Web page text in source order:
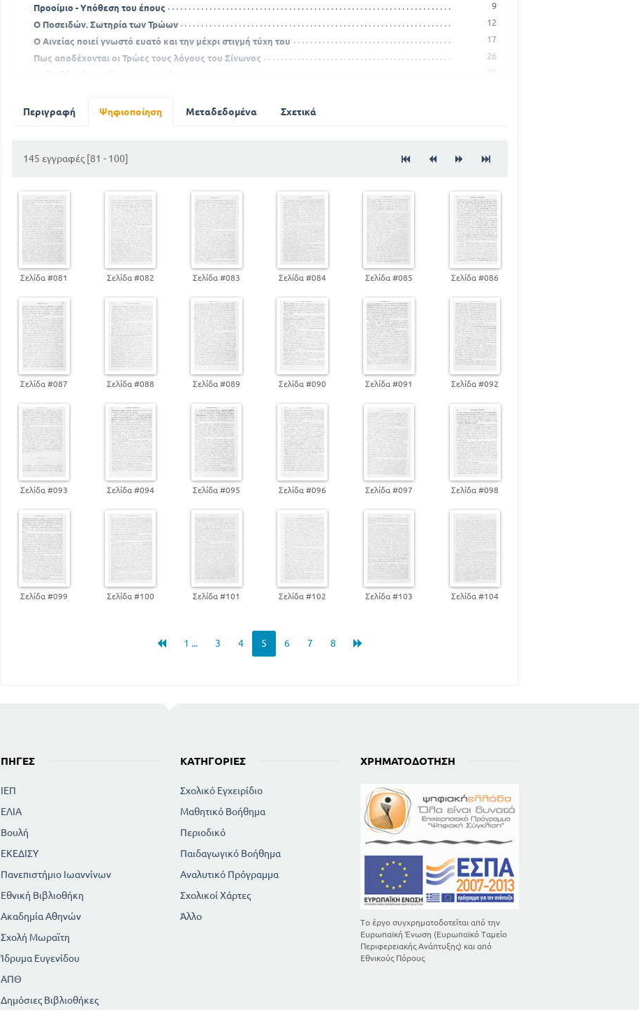
Προοίμιο - Υπόθεση του έπους
9
Ο Ποσειδών. Σωτηρία των Τρώων
12
Ο Αινείας ποιεί γνωστό ευατό και την μέχρι στιγμή τύχη του
17
Πως αποδέχονται οι Τρώες τους λόγους του Σίνωνος
26
Καθ οδόν γίνεται άφαντος η Κρέουσα
39
ΒΙΟΣ ΚΑΙ ΕΡΓΑ ΤΟΥ ΒΕΡΓΙΛΙΟΥ
Περιγραφή Ψηφιοποίηση Μεταδεδομένα Σχετικά
145 εγγραφές [81 - 100]
Σελίδα #081 Σελίδα #082 Σελίδα #083 Σελίδα #084 Σελίδα #085 Σελίδα #086
Σελίδα #087 Σελίδα #088 Σελίδα #089 Σελίδα #090 Σελίδα #091 Σελίδα #092
Σελίδα #093 Σελίδα #094 Σελίδα #095 Σελίδα #096 Σελίδα #097 Σελίδα #098
Σελίδα #099 Σελίδα #100 Σελίδα #101 Σελίδα #102 Σελίδα #103 Σελίδα #104
1 ... 3 4 5 6 7 8
ΠΗΓΈΣ
ΙΕΠ
ΕΛΙΑ
Βουλή
ΕΚΕΔΙΣΥ
Πανεπιστήμιο Ιωαννίνων
Εθνική Βιβλιοθήκη
Ακαδημία Αθηνών
Σχολή Μωραϊτη
Ίδρυμα Ευγενίδου
ΑΠΘ
Δημόσιες Βιβλιοθήκες
ΚΑΤΗΓΟΡΊΕΣ
Σχολικό Εγχειρίδιο
Μαθητικό Βοήθημα
Περιοδικό
Παιδαγωγικό Βοήθημα
Αναλυτικό Πρόγραμμα
Σχολικοί Χάρτες
Άλλο
ΧΡΗΜΑΤΟΔΌΤΗΣΗ
Το έργο συγχρηματοδοτείται από την
Ευρωπαϊκή Ένωση (Ευρωπαϊκό Ταμείο
Περιφερειακής Ανάπτυξης) και από
Εθνικούς Πόρους